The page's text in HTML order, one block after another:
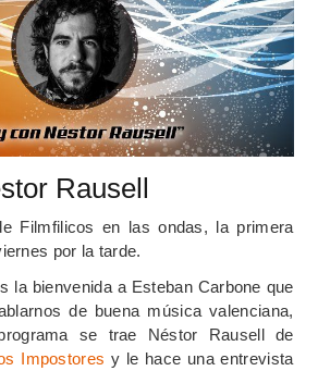
Rausell
Filmfilicos en las ondas, la primera
por la tarde.
la bienvenida a Esteban Carbone que
de buena música valenciana,
se trae Néstor Rausell de
Impostores y le hace una entrevista